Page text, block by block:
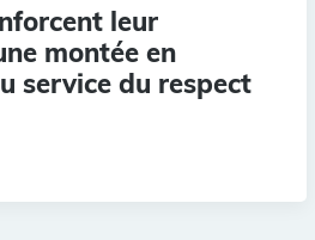
leur
montée en
service du respect